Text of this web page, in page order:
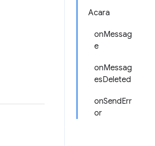
Acara
onMessag
e
onMessag
esDeleted
onSendErr
or